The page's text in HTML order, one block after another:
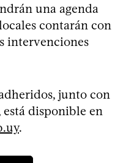
una agenda
contarán con
intervenciones
junto con
disponible en
.